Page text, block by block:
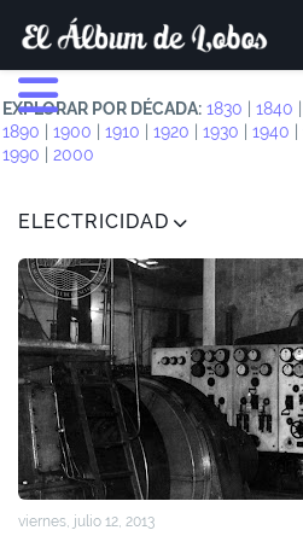
EXPLORAR POR DÉCADA: 1830 1840
1890
1900 1910 1920 1930 1940
1990
2000
ELECTRICIDAD
viernes, julio 12, 2013